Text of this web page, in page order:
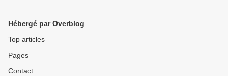
Hébergé par Overblog
Top articles
Pages
Contact